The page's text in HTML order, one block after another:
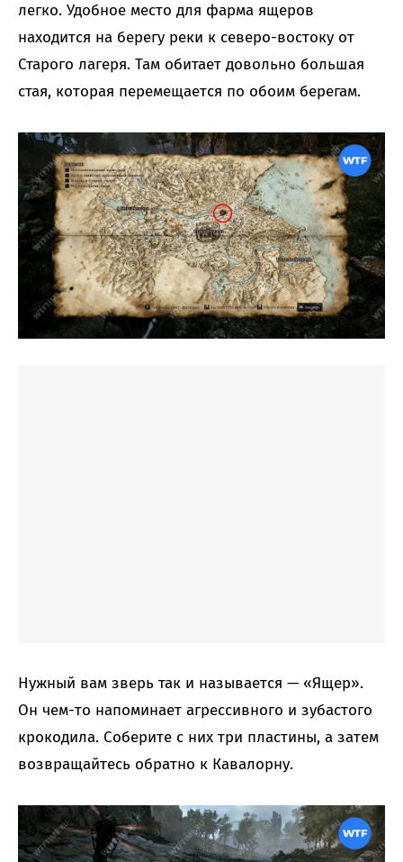
легко. Удобное место для фарма ящеров
находится на берегу реки к северо-востоку от
Старого лагеря. Там обитает довольно большая
стая, которая перемещается по обоим берегам.
Нужный вам зверь так и называется — «Ящер».
Он чем-то напоминает агрессивного и зубастого
крокодила. Соберите с них три пластины, а затем
возвращайтесь обратно к Кавалорну.